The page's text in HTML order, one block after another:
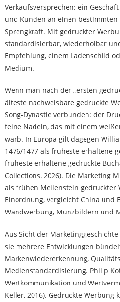
Verkaufsversprechen: ein
und Kunden an einen
Sprengkraft. Mit gedruckter
standardisierbar, wiederholbar
Empfehlung, einem Ladenschild
Medium.
Wenn man nach der „ersten
älteste nachweisbare gedruckte
Song-Dynastie verbunden: der
feine Nadeln, das mit einem
warb. In Europa gilt dagegen
1476/1477 als früheste erhaltene
früheste erhaltene gedruckte
Collections, 2026). Die Marketing
als frühen Meilenstein gedruckter
Einordnung, vergleicht China und
Wandwerbung, Münzbildern und
Aus Sicht der
sie mehrere Entwicklungen
Markenwiedererkennung,
Medienstandardisierung. Philip
Wertkommunikation und
Keller, 2016). Gedruckte